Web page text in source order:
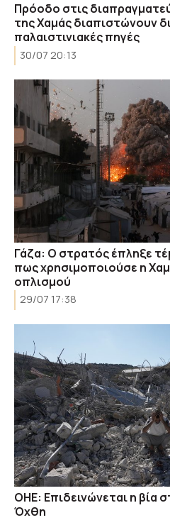
Πρόοδο στις
της Χαμάς διαπιστώνουν
παλαιστινιακές πηγές
30/07 20:13
Γάζα: Ο στρατός έπληξε
πως χρησιμοποιούσε η
οπλισμού
29/07 17:38
ΟΗΕ: Επιδεινώνεται η βία
Όχθη